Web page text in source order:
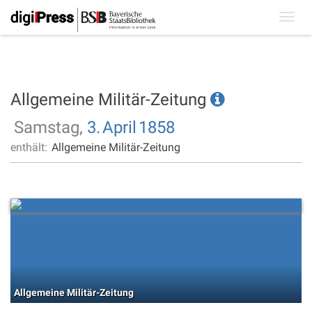
Allgemeine Militär-Zeitung
Samstag, 3.April 1858
enthält: Allgemeine Militär-Zeitung
Allgemeine Militär-Zeitung